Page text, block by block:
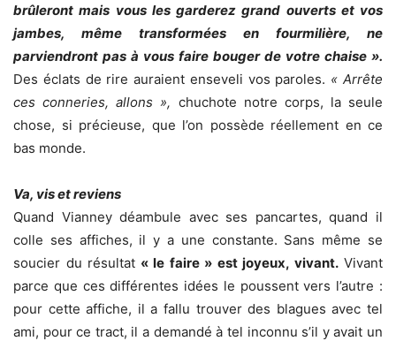
brûleront mais vous les garderez grand ouverts et vos
jambes, même transformées en fourmilière, ne
parviendront pas à vous faire bouger de votre chaise ».
Des éclats de rire auraient enseveli vos paroles. « Arrête
ces conneries, allons », chuchote notre corps, la seule
chose, si précieuse, que l’on possède réellement en ce
bas monde.
Va, vis et reviens
Quand Vianney déambule avec ses pancartes, quand il
colle ses affiches, il y a une constante. Sans même se
soucier du résultat « le faire » est joyeux, vivant.Vivant
parce que ces différentes idées le poussent vers l’autre :
pour cette affiche, il a fallu trouver des blagues avec tel
ami, pour ce tract, il a demandé à tel inconnu s’il y avait un